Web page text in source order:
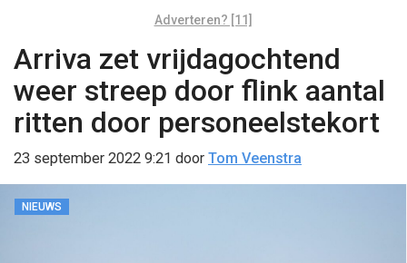
Adverteren? [11]
Arriva zet vrijdagochtend
weer streep door flink aantal
ritten door personeelstekort
23 september 2022 9:21 door Tom Veenstra
NIEUWS